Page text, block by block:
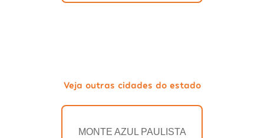
Veja outras cidades do estado
MONTE AZUL PAULISTA